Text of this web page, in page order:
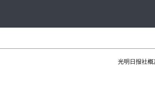
光明日报社概